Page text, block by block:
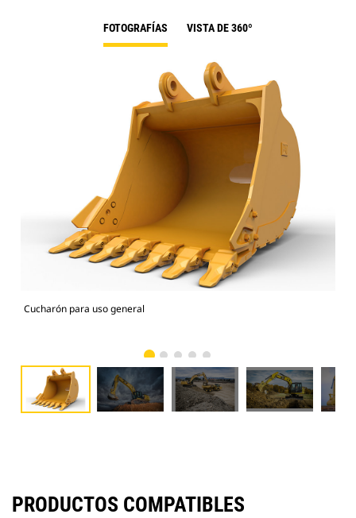
FOTOGRAFÍAS VISTA DE 360º
Cucharón para uso general
PRODUCTOS COMPATIBLES